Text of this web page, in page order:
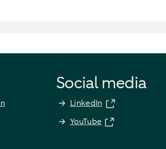
Social media
LinkedIn
YouTube